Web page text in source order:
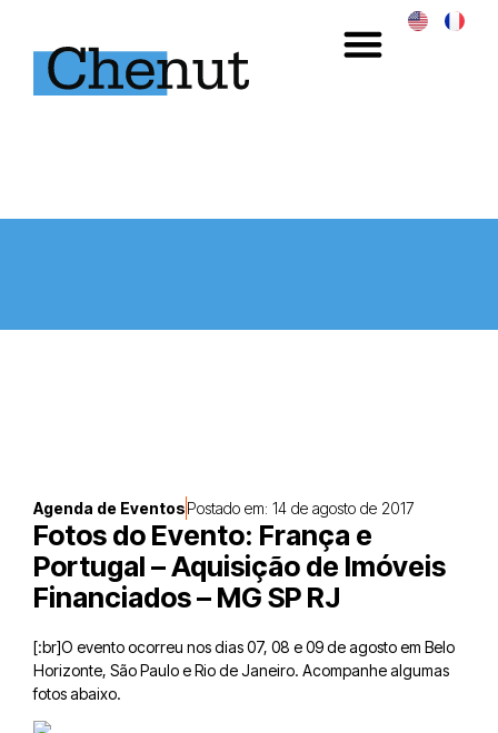
Agenda de EventosPostado em: 14 de agosto de 2017
Fotos do Evento: França e
Portugal – Aquisição de Imóveis
Financiados – MG SP RJ
[:br]O evento ocorreu nos dias 07, 08 e 09 de agosto em Belo
Horizonte, São Paulo e Rio de Janeiro. Acompanhe algumas
fotos abaixo.